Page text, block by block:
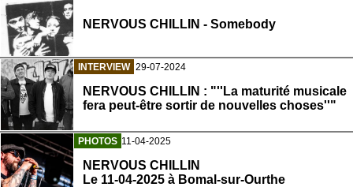
NERVOUS CHILLIN - Somebody
INTERVIEW 29-07-2024
NERVOUS CHILLIN : "''La maturité musicale
fera peut-être sortir de nouvelles choses''"
PHOTOS 11-04-2025
NERVOUS CHILLIN
Le 11-04-2025 à Bomal-sur-Ourthe